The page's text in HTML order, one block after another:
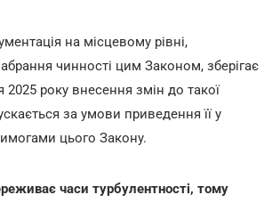
на місцевому рівні,
чинності цим Законом, зберігає
2025 року внесення змін до такої
за умови приведення її у
цього Закону.
часи турбулентності, тому